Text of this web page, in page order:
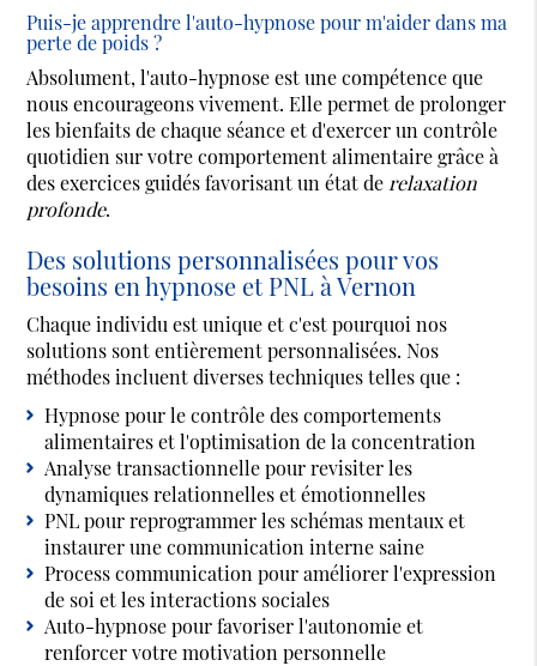
Puis-je apprendre l'auto-hypnose pour m'aider dans ma
perte de poids ?
Absolument, l'auto-hypnose est une compétence que
nous encourageons vivement. Elle permet de prolonger
les bienfaits de chaque séance et d'exercer un contrôle
quotidien sur votre comportement alimentaire grâce à
des exercices guidés favorisant un état de relaxation
profonde.
Des solutions personnalisées pour vos
besoins en hypnose et PNL à Vernon
Chaque individu est unique et c'est pourquoi nos
solutions sont entièrement personnalisées. Nos
méthodes incluent diverses techniques telles que :
Hypnose pour le contrôle des comportements
alimentaires et l'optimisation de la concentration
Analyse transactionnelle pour revisiter les
dynamiques relationnelles et émotionnelles
PNL pour reprogrammer les schémas mentaux et
instaurer une communication interne saine
Process communication pour améliorer l'expression
de soi et les interactions sociales
Auto-hypnose pour favoriser l'autonomie et
renforcer votre motivation personnelle